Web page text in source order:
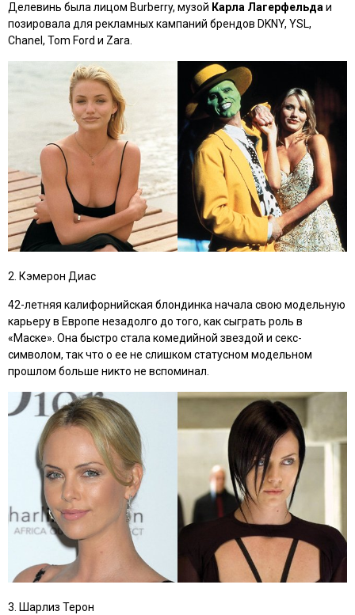
Делевинь была лицом Burberry, музой Карла Лагерфельда и
позировала для рекламных кампаний брендов DKNY, YSL,
Chanel, Tom Ford и Zara.
2. Кэмерон Диас
42-летняя калифорнийская блондинка начала свою модельную
карьеру в Европе незадолго до того, как сыграть роль в
«Маске» . Она быстро стала комедийной звездой и секс-
символом, так что о ее не слишком статусном модельном
прошлом больше никто не вспоминал.
3. Шарлиз Терон